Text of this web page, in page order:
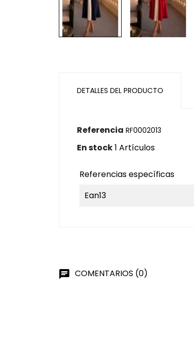
DETALLES DEL PRODUCTO
Referencia RF0002013
En stock1 Artículos
Referencias específicas
Ean13
chat COMENTARIOS (0)